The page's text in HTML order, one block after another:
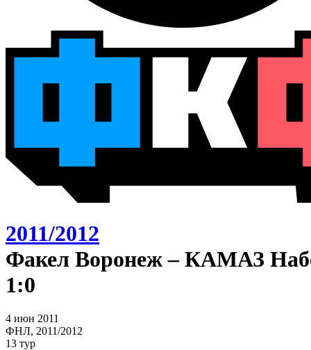
2011/2012
Факел Воронеж – КАМАЗ
1:0
4 июн 2011
ФНЛ, 2011/2012
13 тур